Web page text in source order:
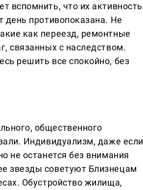
вспомнить, что их активность
день противопоказана. Не
как переезд, ремонтные
связанных с наследством.
решить все спокойно, без
общественного
Индивидуализм, даже если
не останется без внимания
звезды советуют Близнецам
Обустройство жилища,